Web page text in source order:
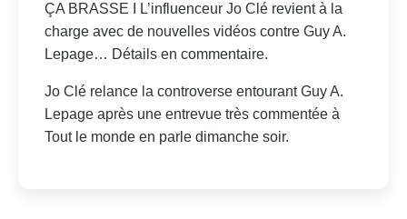
ÇA BRASSE I L’influenceur Jo Clé revient à la
charge avec de nouvelles vidéos contre Guy A.
Lepage… Détails en commentaire.
Jo Clé relance la controverse entourant Guy A.
Lepage après une entrevue très commentée à
Tout le monde en parle dimanche soir.